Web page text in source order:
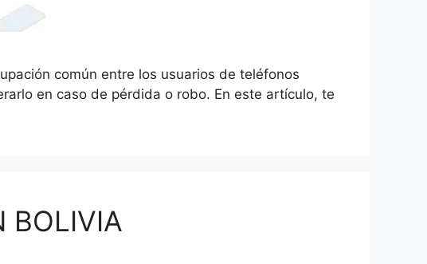
común entre los usuarios de teléfonos
en caso de pérdida o robo. En este artículo, te
BOLIVIA